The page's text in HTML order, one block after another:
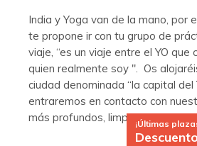
India y Yoga van de la mano, por
te propone ir con tu grupo de
viaje, “es un viaje entre el YO que
quien realmente soy ". Os
ciudad denominada “la capital del
entraremos en contacto con
más profundos, limpieza de
¡Últimas